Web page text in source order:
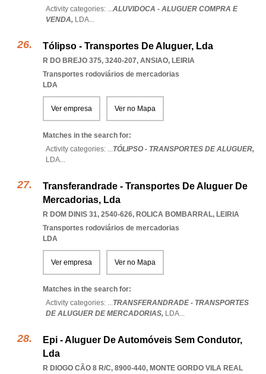
Activity categories: ...ALUVIDOCA - ALUGUER COMPRA E
VENDA, LDA...
Tólipso - Transportes De Aluguer, Lda
R DO BREJO 375, 3240-207, ANSIAO, LEIRIA
Transportes rodoviários de mercadorias
LDA
Ver empresa Ver no Mapa
Matches in the search for:
Activity categories: ...TÓLIPSO - TRANSPORTES DE ALUGUER,
LDA...
Transferandrade - Transportes De Aluguer De
Mercadorias, Lda
R DOM DINIS 31, 2540-626, ROLICA BOMBARRAL, LEIRIA
Transportes rodoviários de mercadorias
LDA
Ver empresa Ver no Mapa
Matches in the search for:
Activity categories: ...TRANSFERANDRADE - TRANSPORTES
DE ALUGUER DE MERCADORIAS, LDA...
Epi - Aluguer De Automóveis Sem Condutor,
Lda
R DIOGO CÃO 8 R/C, 8900-440, MONTE GORDO VILA REAL